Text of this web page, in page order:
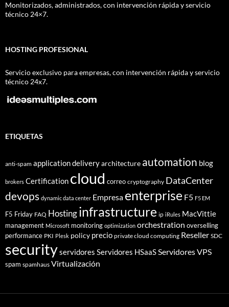
Monitorizados, administrados, con intervención rápida y servicio
técnico 24×7.
HOSTING PROFESIONAL
Servicio exclusivo para empresas, con intervención rápida y servicio
técnico 24x7.
ETIQUETAS
anti-spam application deliveryarchitecture automation blog
brokers Certification cloud correo cryptography DataCenter
devops dynamic data center Empresa enterprise F5 F5 EM
F5 Friday FAQ Hostinginfrastructure ip iRules MacVittie
management Microsoft monitoring optimization orchestration overselling
performance PKI Plesk policy precio private cloud computing Reseller SDC
securityservidores Servidores HSaaSServidores VPS
spam spamhaus Virtualización